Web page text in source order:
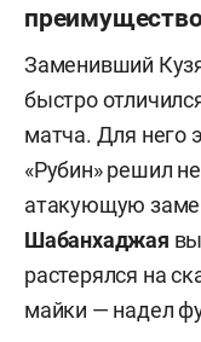
Заменивший
быстро
матча. Для него
«Рубин» решил
атакующую
Шабанхаджая
растерялся на
майки — надел